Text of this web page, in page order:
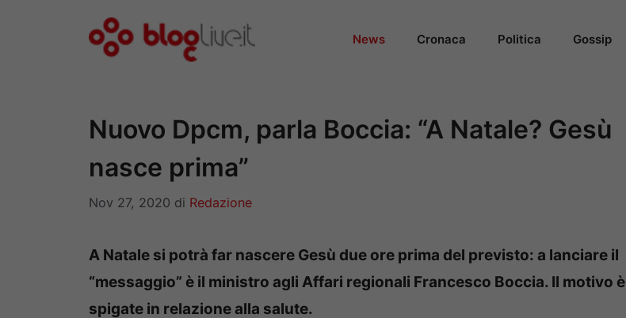
News Cronaca Politica Gossip
Nuovo Dpcm, parla Boccia: “A Natale? Gesù
nasce prima”
Nov 27, 2020 di Redazione
A Natale si potrà far nascere Gesù due ore prima del previsto: a lanciare il
“messaggio” è il ministro agli Affari regionali Francesco Boccia. Il motivo è
spigate in relazione alla salute.